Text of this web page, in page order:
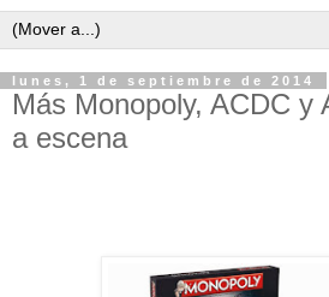
lunes, 1 de septiembre de 2014
Más Monopoly, ACDC y
a escena